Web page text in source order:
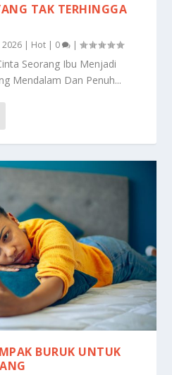
TAK TERHINGGA
2026 | Hot | 0 |
Seorang Ibu Menjadi
Mendalam Dan Penuh...
BURUK UNTUK